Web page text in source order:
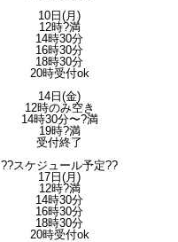
10日(月)
12時?満
14時30分
16時30分
18時30分
20時受付ok
14日(金)
12時のみ空き
14時30分〜?満
19時?満
受付終了
??スケジュール予定??
17日(月)
12時?満
14時30分
16時30分
18時30分
20時受付ok